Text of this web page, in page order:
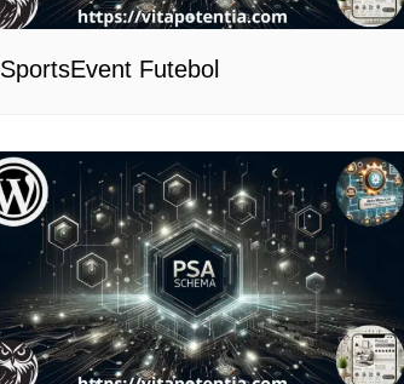
SportsEvent Futebol